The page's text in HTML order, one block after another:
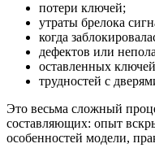
потери ключей;
утраты брелока
когда
дефектов или
оставленных
трудностей с
Это весьма сложный
составляющих: опыт
особенностей модели,